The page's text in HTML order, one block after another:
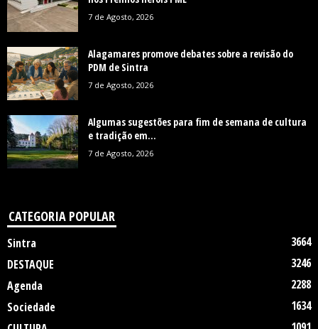
7 de Agosto, 2026
Alagamares promove debates sobre a revisão do
PDM de Sintra
7 de Agosto, 2026
Algumas sugestões para fim de semana de cultura
e tradição em...
7 de Agosto, 2026
CATEGORIA POPULAR
Sintra
3664
DESTAQUE
3246
Agenda
2288
Sociedade
1634